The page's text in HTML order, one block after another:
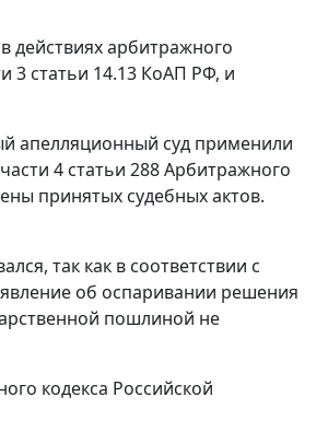
действиях арбитражного
3 статьи 14.13 КоАП РФ, и
апелляционный суд применили
4 статьи 288 Арбитражного
принятых судебных актов.
так как в соответствии с
об оспаривании решения
пошлиной не
кодекса Российской